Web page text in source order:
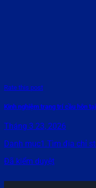
Rate this post
Kinh nghiệm trang trí cầu hôn
Tháng 3 23, 2026
Danh mục1.Tìm địa chỉ
Đã kiểm duyệt